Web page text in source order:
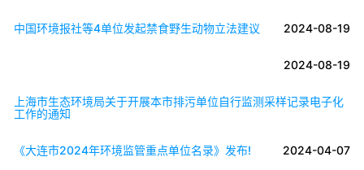
2024-08-19
中国环境报社等4单位发起禁食野生动物立法建议
2024-08-19
上海市生态环境局关于开展本市排污单位自行监测采样记录电子化
工作的通知
2024-04-07
《大连市2024年环境监管重点单位名录》发布!